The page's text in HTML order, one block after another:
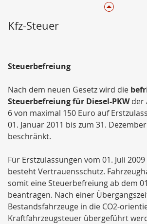
Kfz-Steuer
Steuerbefreiung
Nach dem neuen Gesetz wird die
Steuerbefreiung für Diesel-PKWder
6 von maximal 150 Euro auf
01. Januar 2011 bis zum 31.
beschränkt.
Für Erstzulassungen vom 01. Juli
besteht Vertrauensschutz.
somit eine Steuerbefreiung ab dem
beantragen. Nach einer
Bestandsfahrzeuge in die CO2-
Kraftfahrzeugsteuer übergeführt